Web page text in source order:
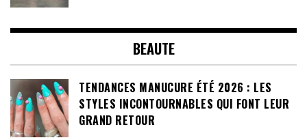
BEAUTE
TENDANCES MANUCURE ÉTÉ 2026 : LES
STYLES INCONTOURNABLES QUI FONT LEUR
GRAND RETOUR